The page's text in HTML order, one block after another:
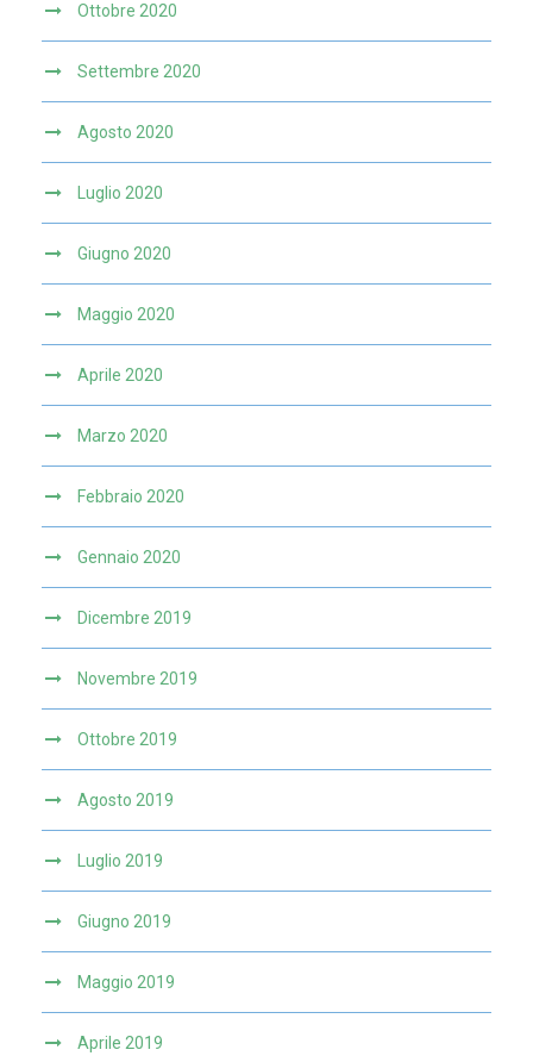
Ottobre 2020
Settembre 2020
Agosto 2020
Luglio 2020
Giugno 2020
Maggio 2020
Aprile 2020
Marzo 2020
Febbraio 2020
Gennaio 2020
Dicembre 2019
Novembre 2019
Ottobre 2019
Agosto 2019
Luglio 2019
Giugno 2019
Maggio 2019
Aprile 2019